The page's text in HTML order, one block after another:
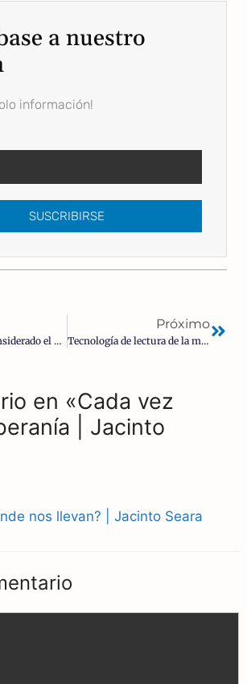
a nuestro
información!
SUSCRIBIRSE
El fichaje del considerado el hombre de Soros en España -Luis Garicano- ratifica el compromiso del PP con la Agenda 2030
Próximo
Tecnología de lectura de la mente: Orwell nos advirtió. Ahora está aquí.
en «Cada vez
| Jacinto
nos llevan? | Jacinto Seara